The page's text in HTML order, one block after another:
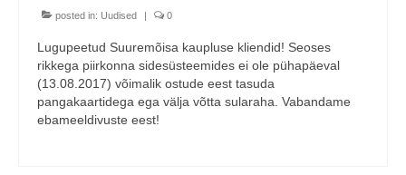
posted in: Uudised | 0
Lugupeetud Suuremõisa kaupluse kliendid! Seoses
rikkega piirkonna sidesüsteemides ei ole pühapäeval
(13.08.2017) võimalik ostude eest tasuda
pangakaartidega ega välja võtta sularaha. Vabandame
ebameeldivuste eest!